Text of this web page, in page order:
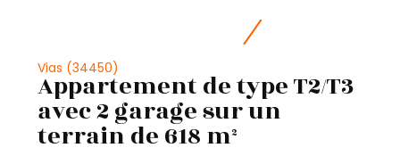
Vias (34450)
Appartement de type T2/T3
avec 2 garage sur un
terrain de 618 m²